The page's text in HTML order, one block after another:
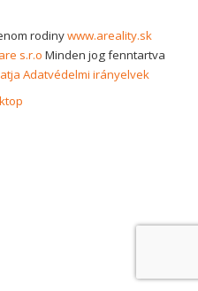
rodinywww.areality.sk
s.r.o Minden jog fenntartva
Adatvédelmi irányelvek